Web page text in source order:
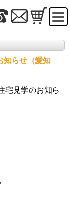
知らせ（愛知
宅見学のお知ら